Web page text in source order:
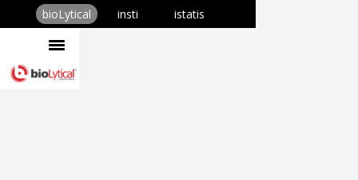
bioLytical insti istatis